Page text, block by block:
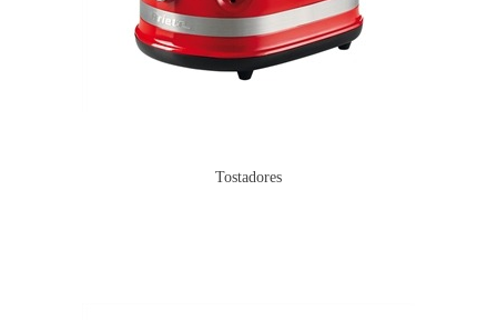
Tostadores